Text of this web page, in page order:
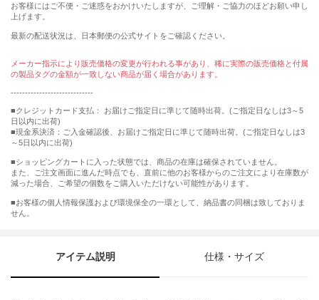
お客様にはご不便・ご迷惑をおかけいたしますが、ご理解・ご協力のほどお願い申し
上げます。
最新の配送状況は、日本郵便の公式サイトをご確認ください。
メーカー指示により販売価格の変更が行われる事があり、稀に実際の販売価格と付属
の製品タグの金額が一致しない商品が届く場合があります。
-----------------------------
■クレジットカード支払： お届けご指定日に準じて随時出荷。(ご指定日なしは3～5
日以内に出荷)
■現金系決済：ご入金確認後、お届けご指定日に準じて随時出荷。(ご指定日なしは3
～5日以内に出荷)
■ショッピングカートに入った状態では、商品の在庫は確保されていません。
また、ご注文画面に進んだ時点でも、直前に他のお客様からのご注文により在庫数が
減った場合、ご希望の個数をご購入いただけない可能性があります。
■お客様の個人情報保護および環境保全の一環として、納品書の同梱は致しておりま
せん。
アイテム説明 仕様・サイズ